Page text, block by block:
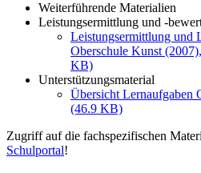
Weiterführende Materialien
Leistungsermittlung und -
Leistungsermittlung und
Oberschule Kunst
KB)
Unterstützungsmaterial
Übersicht Lernaufgaben
(46.9 KB)
Zugriff auf die fachspezifischen
Schulportal!